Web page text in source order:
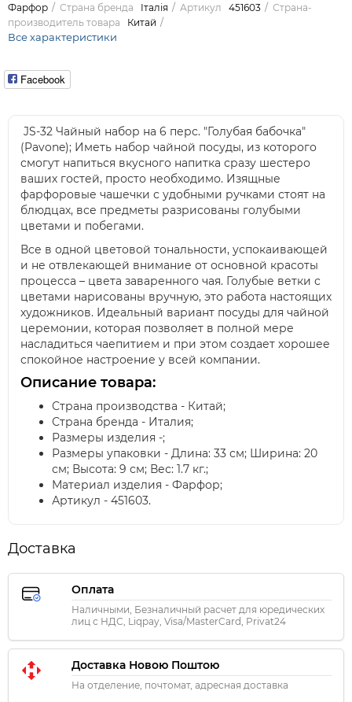
Фарфор
Страна бренда Італія Артикул 451603
Страна-
производитель товара
Китай
Все характеристики
Facebook
JS-32 Чайный набор на 6 перс. "Голубая бабочка"
(Pavone); Иметь набор чайной посуды, из которого
смогут напиться вкусного напитка сразу шестеро
ваших гостей, просто необходимо. Изящные
фарфоровые чашечки с удобными ручками стоят на
блюдцах, все предметы разрисованы голубыми
цветами и побегами.
Все в одной цветовой тональности, успокаивающей
и не отвлекающей внимание от основной красоты
процесса – цвета заваренного чая. Голубые ветки с
цветами нарисованы вручную, это работа настоящих
художников. Идеальный вариант посуды для чайной
церемонии, которая позволяет в полной мере
насладиться чаепитием и при этом создает хорошее
спокойное настроение у всей компании.
Описание товара:
Страна производства - Китай;
Страна бренда - Италия;
Размеры изделия -;
Размеры упаковки - Длина: 33 см; Ширина: 20
см; Высота: 9 см; Вес: 1.7 кг.;
Материал изделия - Фарфор;
Артикул - 451603.
Доставка
Оплата
Наличными, Безналичный расчет для юредических
лиц с НДС, Liqpay, Visa/MasterCard, Privat24
Доставка Новою Поштою
На отделение, почтомат, адресная доставка